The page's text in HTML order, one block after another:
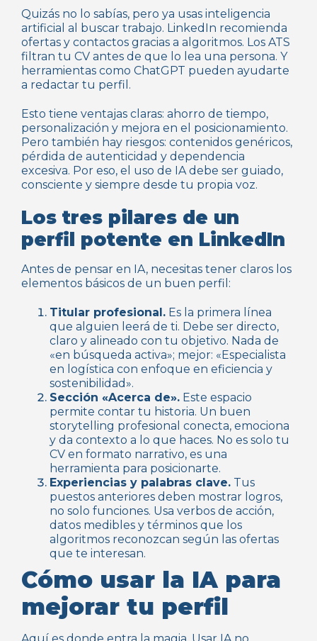
Quizás no lo sabías, pero ya usas inteligencia
artificial al buscar trabajo. LinkedIn recomienda
ofertas y contactos gracias a algoritmos. Los ATS
filtran tu CV antes de que lo lea una persona. Y
herramientas como ChatGPT pueden ayudarte
a redactar tu perfil.
Esto tiene ventajas claras: ahorro de tiempo,
personalización y mejora en el posicionamiento.
Pero también hay riesgos: contenidos genéricos,
pérdida de autenticidad y dependencia
excesiva. Por eso, el uso de IA debe ser guiado,
consciente y siempre desde tu propia voz.
Los tres pilares de un
perfil potente en LinkedIn
Antes de pensar en IA, necesitas tener claros los
elementos básicos de un buen perfil:
Titular profesional. Es la primera línea
que alguien leerá de ti. Debe ser directo,
claro y alineado con tu objetivo. Nada de
«en búsqueda activa»; mejor: «Especialista
en logística con enfoque en eficiencia y
sostenibilidad».
Sección «Acerca de». Este espacio
permite contar tu historia. Un buen
storytelling profesional conecta, emociona
y da contexto a lo que haces. No es solo tu
CV en formato narrativo, es una
herramienta para posicionarte.
Experiencias y palabras clave. Tus
puestos anteriores deben mostrar logros,
no solo funciones. Usa verbos de acción,
datos medibles y términos que los
algoritmos reconozcan según las ofertas
que te interesan.
Cómo usar la IA para
mejorar tu perfil